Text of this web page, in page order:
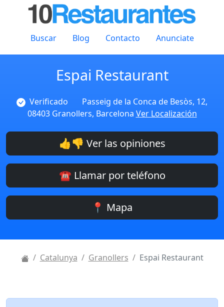
Buscar Blog Contacto Anunciate
Espai Restaurant
Verificado
Passeig de la Conca de Besòs, 12,
08403 Granollers, Barcelona Ver Localización
👍👎 Ver las opiniones
☎️ Llamar por teléfono
📍 Mapa
Catalunya Granollers Espai Restaurant